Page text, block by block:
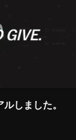
しました。